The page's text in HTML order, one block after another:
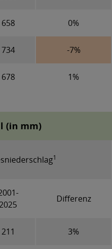
658 0%
734 -7%
678 1%
(in mm)
1
Differenz
211 3%